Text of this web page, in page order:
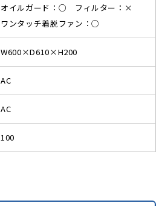
オイルガード：○ フィルター：×
ワンタッチ着脱ファン：○
W600×D610×H200
AC
AC
100